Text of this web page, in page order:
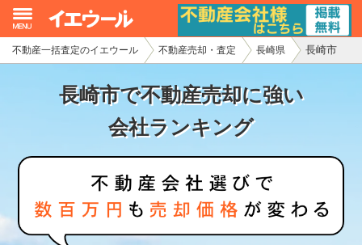
不動産一括査定のイエウール 不動産売却・査定 長崎県 長崎市
長崎市で不動産売却に強い
会社ランキング
イエウール加盟希望の不動産会社様
初めての方へ
不動産の売却・一括査定
家査定シミュレーター